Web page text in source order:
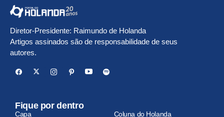
Diretor-Presidente: Raimundo de Holanda
Artigos assinados são de responsabilidade de seus
autores.
Fique por dentro
Capa Coluna do Holanda